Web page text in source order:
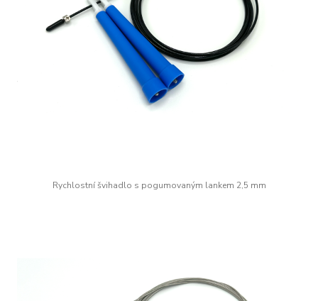
Rychlostní švihadlo s pogumovaným lankem 2,5 mm